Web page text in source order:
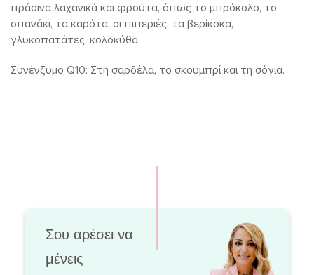
πράσινα λαχανικά και φρούτα, όπως το μπρόκολο, το
σπανάκι, τα καρότα, οι πιπεριές, τα βερίκοκα,
γλυκοπατάτες, κολοκύθα.
Συνένζυμο Q10: Στη σαρδέλα, το σκουμπρί και τη σόγια.
Σου αρέσει να
μένεις